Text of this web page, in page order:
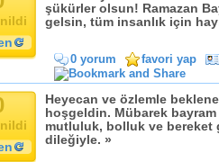
şükürler olsun! Ramazan
gelsin, tüm insanlık için
0 yorum favori yap
Heyecan ve özlemle
hoşgeldin. Mübarek
mutluluk, bolluk ve bereket
dileğiyle. »